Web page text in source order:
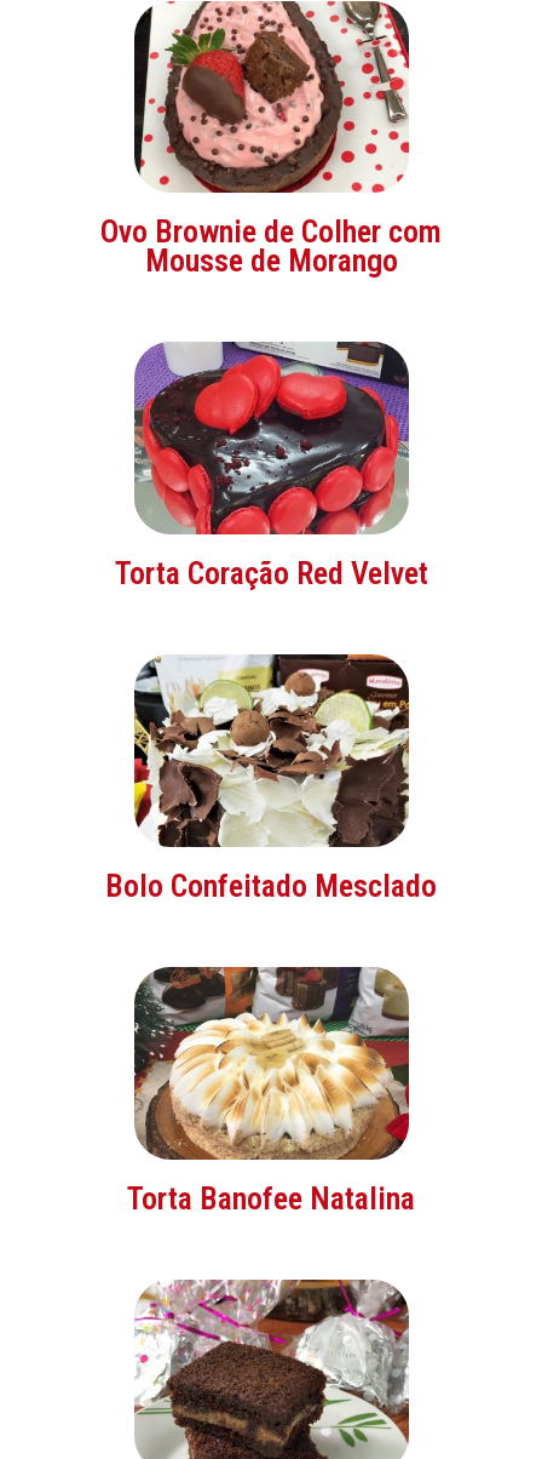
Ovo Brownie de Colher com
Mousse de Morango
Torta Coração Red Velvet
Bolo Confeitado Mesclado
Torta Banofee Natalina